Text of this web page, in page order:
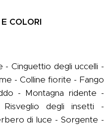
COLORI
Cinguettio degli uccelli -
- Colline fiorite - Fango
- Montagna ridente -
degli insetti -
di luce - Sorgente -